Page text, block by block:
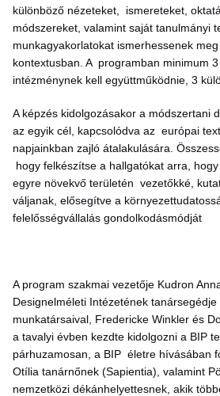
különböző nézeteket, ismereteket,
módszereket, valamint saját tanulmányi
munkagyakorlatokat ismerhessenek
kontextusban. A programban minimum
intézménynek kell együttműködnie, 3
A képzés kidolgozásakor a módszertani
az egyik cél, kapcsolódva az európai
napjainkban zajló átalakulására.
hogy felkészítse a hallgatókat arra,
egyre növekvő területén vezetőkké,
váljanak, elősegítve a
felelősségvállalás gondolkodásmódját
A program szakmai vezetője Kudron
Designelméleti Intézetének tanársegédje
munkatársaival, Fredericke Winkler és
a tavalyi évben kezdte kidolgozni a BIP
párhuzamosan, a BIP életre hívásában
Otília tanárnőnek (Sapientia), valamint
nemzetközi dékánhelyettesnek, akik